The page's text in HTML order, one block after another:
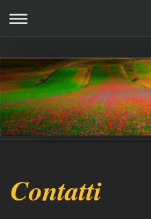
Contatti